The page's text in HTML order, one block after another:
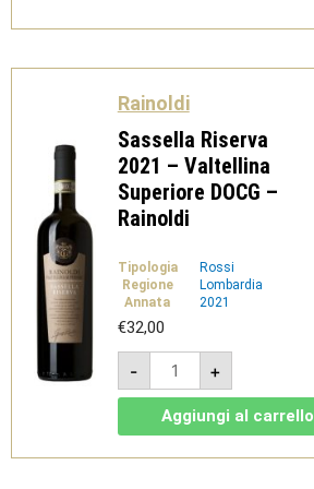
Vini
Rainoldi
Sassella Riserva
2021 – Valtellina
Superiore DOCG –
Rainoldi
Tipologia
Rossi
Regione
Lombardia
Annata
2021
€32,00
-
Sassella
Riserva
2021
Valtellina
Superiore
DOCG
+
Aggiungi al carrello